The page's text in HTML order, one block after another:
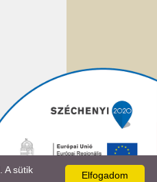
Elfogadom
A sütik